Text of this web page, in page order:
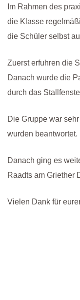
Im Rahmen des
die Klasse
die Schüler selbst
Zuerst erfuhren die
Danach wurde die
durch das
Die Gruppe war
wurden beantwortet.
Danach ging es
Raadts am Griether
Vielen Dank für